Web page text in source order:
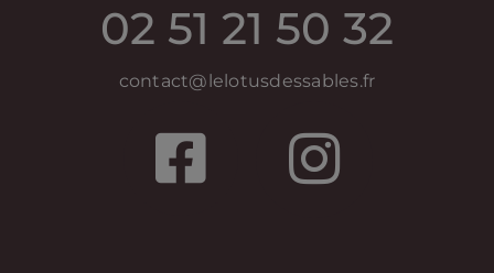
02 51 21 50 32
contact@lelotusdessables.fr